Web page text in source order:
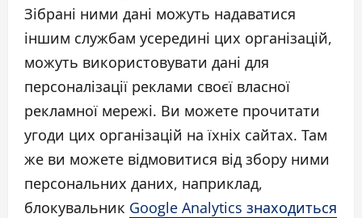
Зібрані ними дані можуть надаватися
іншим службам усередині цих організацій,
можуть використовувати дані для
персоналізації реклами своєї власної
рекламної мережі. Ви можете прочитати
угоди цих організацій на їхніх сайтах. Там
же ви можете відмовитися від збору ними
персональних даних, наприклад,
блокувальник Google Analytics знаходиться